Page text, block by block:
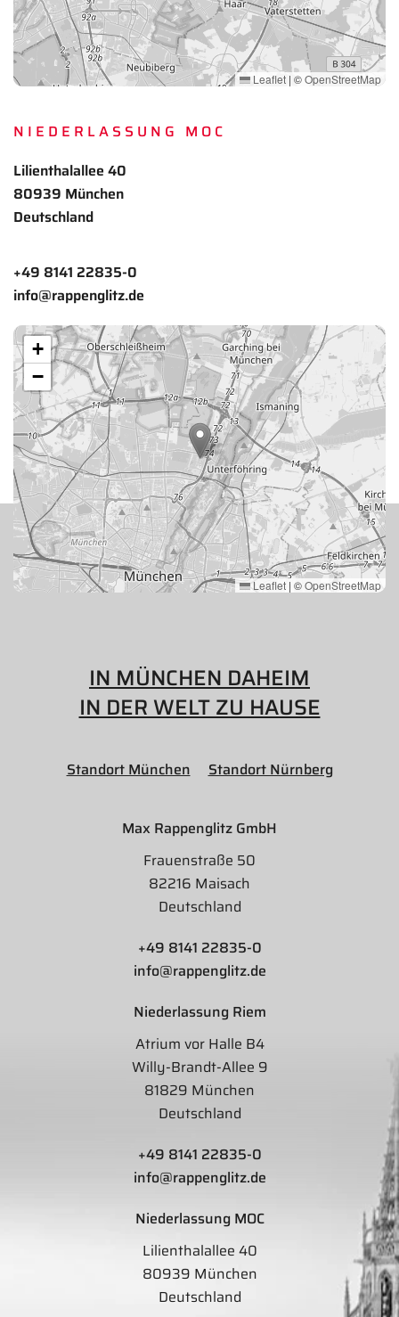
Leaflet | ©OpenStreetMap
NIEDERLASSUNG MOC
Lilienthalallee 40
80939 München
Deutschland
+49 8141 22835-0
info@rappenglitz.de
+
−
Leaflet | ©OpenStreetMap
IN MÜNCHEN DAHEIM
IN DER WELT ZU HAUSE
Standort München Standort Nürnberg
Max Rappenglitz GmbH
Frauenstraße 50
82216 Maisach
Deutschland
+49 8141 22835-0
info@rappenglitz.de
Niederlassung Riem
Atrium vor Halle B4
Willy-Brandt-Allee 9
81829 München
Deutschland
+49 8141 22835-0
info@rappenglitz.de
Niederlassung MOC
Lilienthalallee 40
80939 München
Deutschland